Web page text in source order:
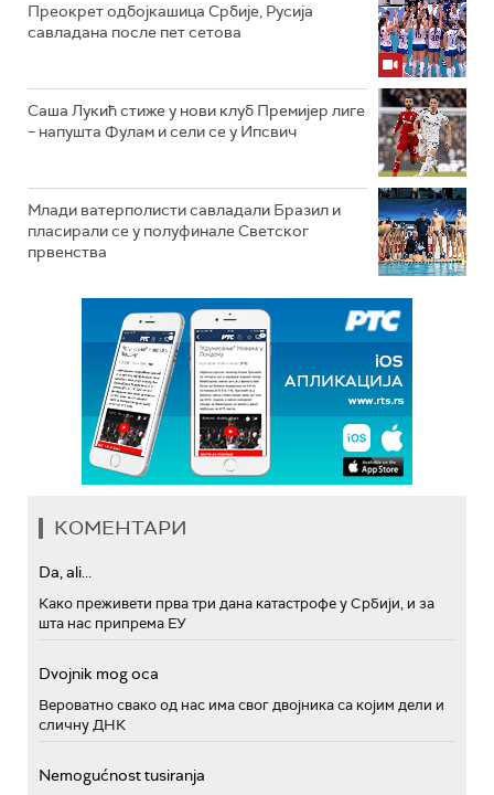
Преокрет одбојкашица Србије, Русија
савладана после пет сетова
Саша Лукић стиже у нови клуб Премијер лиге
– напушта Фулам и сели се у Ипсвич
Млади ватерполисти савладали Бразил и
пласирали се у полуфинале Светског
првенства
КОМЕНТАРИ
Da, ali...
Како преживети прва три дана катастрофе у Србији, и за
шта нас припрема ЕУ
Dvojnik mog oca
Вероватно свако од нас има свог двојника са којим дели и
сличну ДНК
Nemogućnost tusiranja